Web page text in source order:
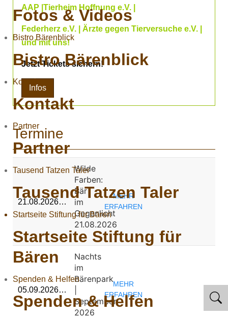
Fotos & Videos
Bistro Bärenblick
Bistro Bärenblick
Kontakt
Kontakt
Partner
Partner
Tausend Tatzen Taler
Tausend Tatzen Taler
Startseite Stiftung für Bären
Startseite Stiftung für
Bären
Spenden & Helfen
Spenden & Helfen
AAP |Tierheim Hoffnung e.V. |
Federherz e.V. | Ärzte gegen Tierversuche e.V. |
und mit uns!
Jetzt Tickets sichern!
Infos
Termine
21.08.2026…
Wilde
Farben:
Bär
im
Gegenlicht
21.08.2026
MEHR
ERFAHREN
05.09.2026…
Nachts
im
Bärenpark
September
2026
MEHR
ERFAHREN